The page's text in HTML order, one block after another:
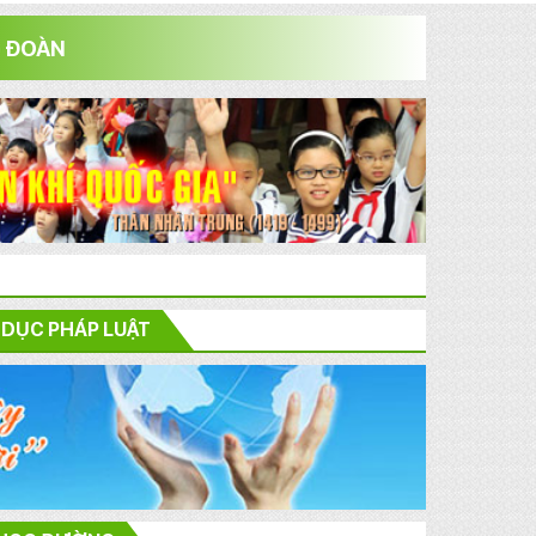
ĐOÀN
PHÁP LUẬT